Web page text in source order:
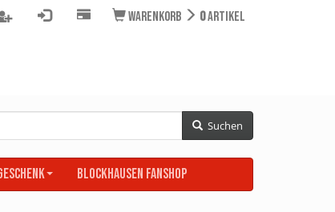
Warenkorb 0Artikel
Suchen
BLOCKHAUSEN Fanshop